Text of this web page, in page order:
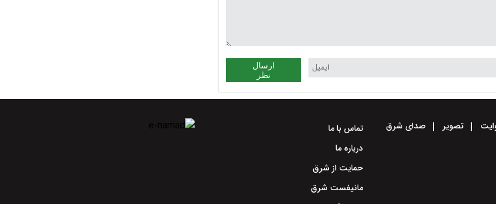
ارسال
نظر
تصویر صدای شرق
تماس با ما
درباره ما
حمایت از شرق
مانیفست شرق